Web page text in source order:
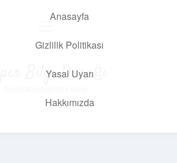
Anasayfa
Gizlilik Politikası
Yasal Uyarı
Hakkımızda
Bilgi Durağı